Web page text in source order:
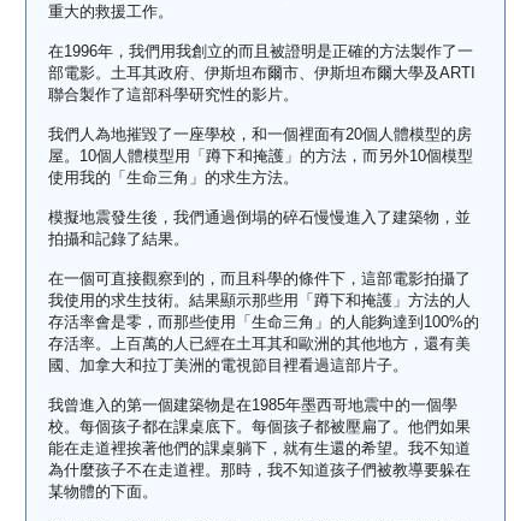
重大的救援工作。
在1996年，我們用我創立的而且被證明是正確的方法製作了一
部電影。土耳其政府、伊斯坦布爾市、伊斯坦布爾大學及ARTI
聯合製作了這部科學研究性的影片。
我們人為地摧毀了一座學校，和一個裡面有20個人體模型的房
屋。10個人體模型用「蹲下和掩護」的方法，而另外10個模型
使用我的「生命三角」的求生方法。
模擬地震發生後，我們通過倒塌的碎石慢慢進入了建築物，並
拍攝和記錄了結果。
在一個可直接觀察到的，而且科學的條件下，這部電影拍攝了
我使用的求生技術。結果顯示那些用「蹲下和掩護」方法的人
存活率會是零，而那些使用「生命三角」的人能夠達到100%的
存活率。上百萬的人已經在土耳其和歐洲的其他地方，還有美
國、加拿大和拉丁美洲的電視節目裡看過這部片子。
我曾進入的第一個建築物是在1985年墨西哥地震中的一個學
校。每個孩子都在課桌底下。每個孩子都被壓扁了。他們如果
能在走道裡挨著他們的課桌躺下，就有生還的希望。我不知道
為什麼孩子不在走道裡。那時，我不知道孩子們被教導要躲在
某物體的下面。